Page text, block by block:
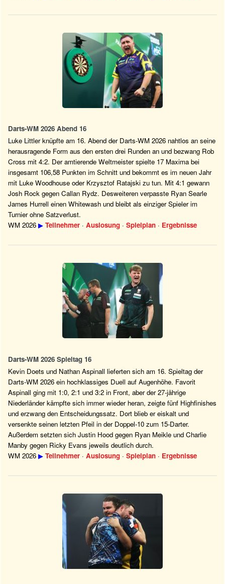
Darts-WM 2026 Abend 16
Luke Littler knüpfte am 16. Abend der Darts-WM 2026 nahtlos an seine
herausragende Form aus den ersten drei Runden an und bezwang Rob
Cross mit 4:2. Der amtierende Weltmeister spielte 17 Maxima bei
insgesamt 106,58 Punkten im Schnitt und bekommt es im neuen Jahr
mit Luke Woodhouse oder Krzysztof Ratajski zu tun. Mit 4:1 gewann
Josh Rock gegen Callan Rydz. Desweiteren verpasste Ryan Searle
James Hurrell einen Whitewash und bleibt als einziger Spieler im
Turnier ohne Satzverlust.
WM 2026 ▶ Teilnehmer · Auslosung · Spielplan · Ergebnisse
Darts-WM 2026 Spieltag 16
Kevin Doets und Nathan Aspinall lieferten sich am 16. Spieltag der
Darts-WM 2026 ein hochklassiges Duell auf Augenhöhe. Favorit
Aspinall ging mit 1:0, 2:1 und 3:2 in Front, aber der 27-jährige
Niederländer kämpfte sich immer wieder heran, zeigte fünf Highfinishes
und erzwang den Entscheidungssatz. Dort blieb er eiskalt und
versenkte seinen letzten Pfeil in der Doppel-10 zum 15-Darter.
Außerdem setzten sich Justin Hood gegen Ryan Meikle und Charlie
Manby gegen Ricky Evans jeweils deutlich durch.
WM 2026 ▶ Teilnehmer · Auslosung · Spielplan · Ergebnisse